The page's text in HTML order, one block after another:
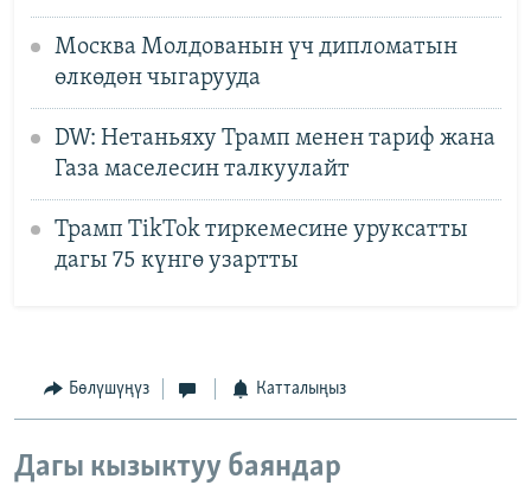
Москва Молдованын үч дипломатын
өлкөдөн чыгарууда
DW: Нетаньяху Трамп менен тариф жана
Газа маселесин талкуулайт
Трамп TikTok тиркемесине уруксатты
дагы 75 күнгө узартты
Бөлүшүңүз Катталыңыз
Дагы кызыктуу баяндар